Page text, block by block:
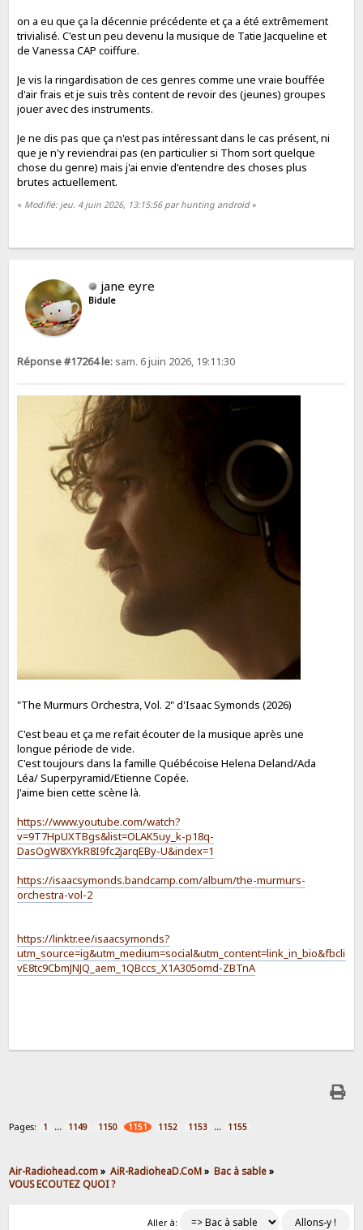
on a eu que ça la décennie précédente et ça a été extrêmement
trivialisé. C'est un peu devenu la musique de Tatie Jacqueline et
de Vanessa CAP coiffure.
Je vis la ringardisation de ces genres comme une vraie bouffée
d'air frais et je suis très content de revoir des (jeunes) groupes
jouer avec des instruments.
Je ne dis pas que ça n'est pas intéressant dans le cas présent, ni
que je n'y reviendrai pas (en particulier si Thom sort quelque
chose du genre) mais j'ai envie d'entendre des choses plus
brutes actuellement.
« Modifié: jeu. 4 juin 2026, 13:15:56 par hunting android»
jane eyre
Bidule
Réponse #17264 le: sam. 6 juin 2026, 19:11:30
"The Murmurs Orchestra, Vol. 2" d'Isaac Symonds (2026)
C'est beau et ça me refait écouter de la musique après une
longue période de vide.
C'est toujours dans la famille Québécoise Helena Deland/Ada
Léa/ Superpyramid/Etienne Copée.
J'aime bien cette scène là.
https://www.youtube.com/watch?
v=9T7HpUXTBgs&list=OLAK5uy_k-p18q-
DasOgW8XYkR8I9fc2jarqEBy-U&index=1
https://isaacsymonds.bandcamp.com/album/the-murmurs-
orchestra-vol-2
https://linktr.ee/isaacsymonds?
vE8tc9CbmJNJQ_aem_1QBccs_X1A305omd-ZBTnA
Pages: 1 ... 1149 1150 1151 1152 1153 ... 1155
Air-Radiohead.com» AiR-RadioheaD.CoM» Bac à sable»
VOUS ECOUTEZ QUOI ?
Aller à: